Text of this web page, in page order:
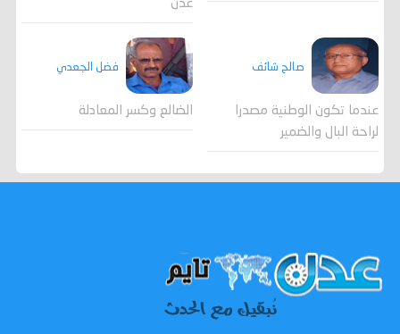
عدن
صالح شائف
عندما تكون الوطنية مصدرا
لراحة البال والضمير
فضل الجعدي
الضالع وكسر المعادلة